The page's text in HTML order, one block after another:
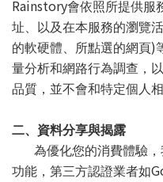
Rainstory會依照所提供服
址、以及在本服務的瀏覽
的軟硬體、所點選的網頁)
量分析和網路行為調查，
品質，並不會和特定個人相
二、資料分享與揭露
為優化您的消費體驗，
功能，第三方認證業者如